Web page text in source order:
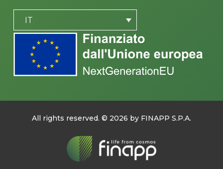
IT
All rights reserved. © 2026 by FINAPP S.P.A.